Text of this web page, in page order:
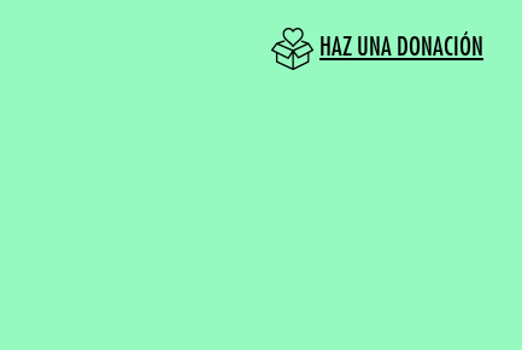
HAZ UNA DONACIÓN